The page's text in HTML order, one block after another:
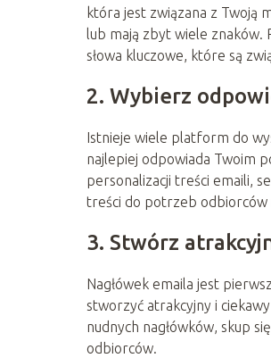
która jest związana z Twoją
lub mają zbyt wiele znaków.
słowa kluczowe, które są
2. Wybierz
Istnieje wiele platform do
najlepiej odpowiada Twoim
personalizacji treści emaili,
treści do potrzeb odbiorców
3. Stwórz
Nagłówek emaila jest
stworzyć atrakcyjny i
nudnych nagłówków, skup
odbiorców.